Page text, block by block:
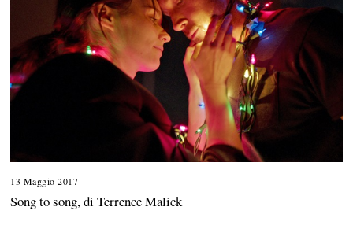
2
0
1
13 Maggio 2017
Song to song, di Terrence Malick